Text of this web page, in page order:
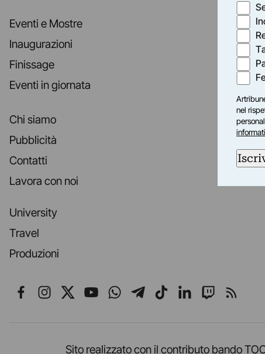
Eventi e Mostre
Inaugurazioni
Finissage
Eventi in giornata
Chi siamo
Pubblicità
Contatti
Lavora con noi
University
Travel
Produzioni
Seguici su Facebook
Seguici su Instagram
Seguici su X
Seguici su YouTube
Seguici su WhatsApp
Seguici su Telegram
Seguici su TikTok
Seguici su
Seguici
Sito realizzato con il contributo bando
nel